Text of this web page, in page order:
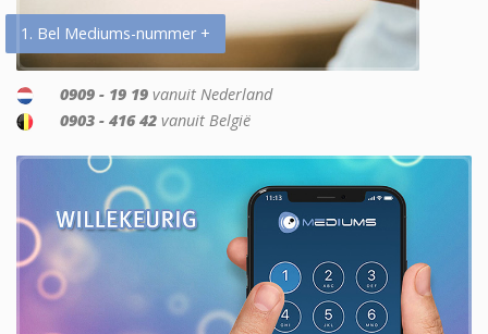
1. Bel Mediums-nummer +
0909 - 19 19 vanuit Nederland
0903 - 416 42 vanuit België